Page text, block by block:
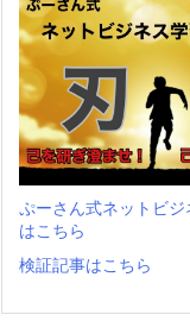
ぷーさん式ネットビ
はこちら
検証記事はこちら